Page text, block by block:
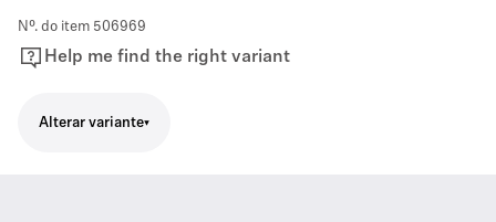
Nº. do item 506969
Help me find the right variant
Alterar variante